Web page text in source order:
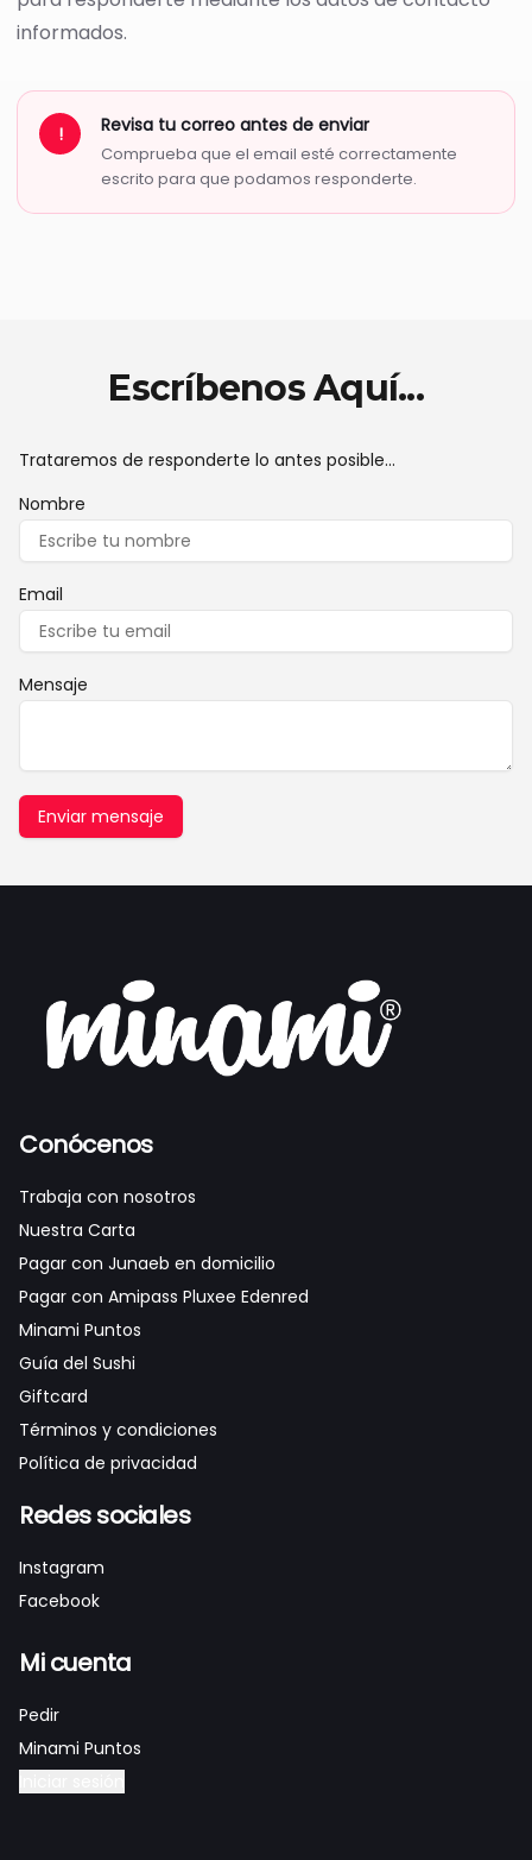
informados.
! Revisa tu correo antes de enviar
Comprueba que el email esté correctamente
escrito para que podamos responderte.
Escríbenos Aquí...
Trataremos de responderte lo antes posible...
Nombre
Email
Mensaje
Enviar mensaje
Conócenos
Trabaja con nosotros
Nuestra Carta
Pagar con Junaeb en domicilio
Pagar con Amipass Pluxee Edenred
Minami Puntos
Guía del Sushi
Giftcard
Términos y condiciones
Política de privacidad
Redes sociales
Instagram
Facebook
Mi cuenta
Pedir
Minami Puntos